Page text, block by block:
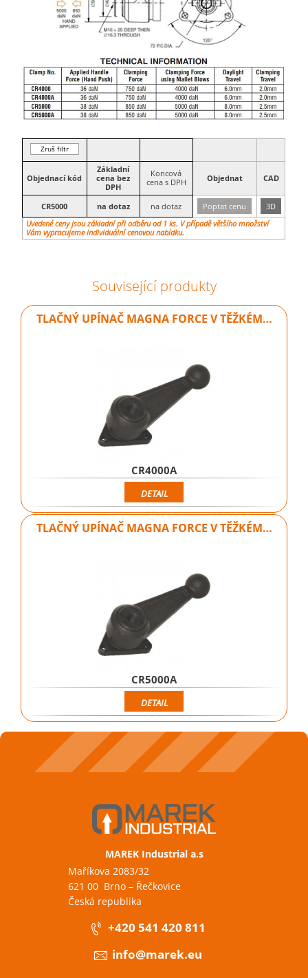
Zruš filtr
Objednací kód
Základní
cena bez
DPH
Koncová
cena s DPH
Objednat CAD
CR5000 na dotaz na dotaz Poptat cenu
3D
Uvedené ceny jsou základní při odběru od 1 ks. V případě většího množství
Vám vypracujeme individuální cenovou nabídku.
Související produkty
TLAČNÝ UPÍNAČ MAGNA FORCE V TĚŽKÉM…
CR4000A
DETAIL
TLAČNÝ UPÍNAČ MAGNA FORCE V TĚŽKÉM…
CR5000A
DETAIL
MAREK Industrial a.s
Maříkova 2083/32
621 00 Brno – Řečkovice
Česká republika
+420 541 420 811
info@marek.eu